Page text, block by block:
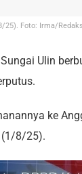
25). Foto: Irma/
Ulin
ke
(1/8/25).